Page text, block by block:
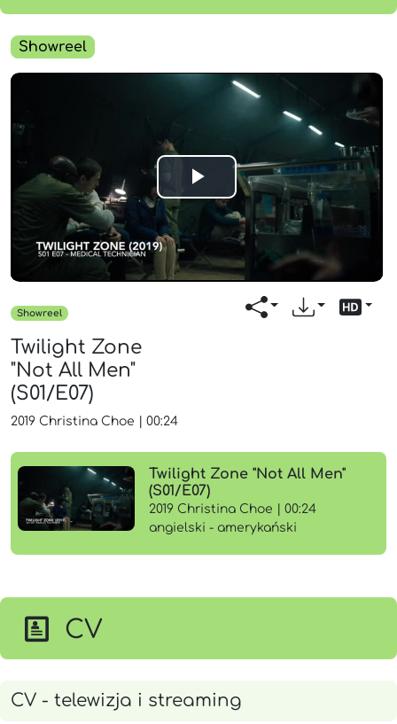
Showreel
Play
Video
Showreel
Twilight Zone
"Not All Men"
(S01/E07)
2019 Christina Choe 00:24
Twilight Zone "Not All Men"
(S01/E07)
2019 Christina Choe | 00:24
angielski - amerykański
CV
CV - telewizja i streaming